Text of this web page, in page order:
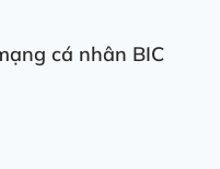
cá nhân BIC